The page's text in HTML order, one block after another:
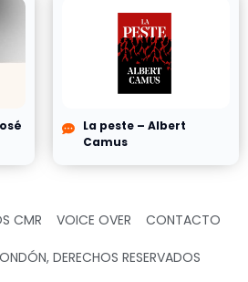
La peste – Albert
Camus
CMR VOICE OVER CONTACTO
DERECHOS RESERVADOS